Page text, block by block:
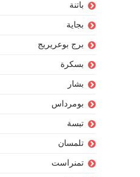
باتنة
بجاية
برج بوعريريج
بسكرة
بشار
بومرداس
تبسة
تلمسان
تمنراست